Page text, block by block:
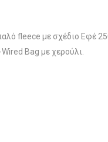
fleece με σχέδιο
Bag με χερούλι.